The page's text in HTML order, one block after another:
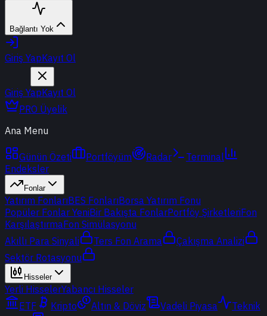
Bağlantı Yok
Giriş YapKayıt Ol
Giriş YapKayıt Ol
PRO Üyelik
Ana Menu
Günün Özeti Portföyüm Radar
Terminal
Endeksler
Fonlar
Yatırım FonlarıBES FonlarıBorsa Yatırım Fonu
Popüler Fonlar YeniBir Bakışta FonlarPortföy ŞirketleriFon
KarşılaştırmaFon Simülasyonu
Akıllı Para Sinyali
Ters Fon Arama
Çakışma Analizi
Sektör Rotasyonu
Hisseler
Yerli HisselerYabancı Hisseler
ETF
Kripto Altın & Döviz Vadeli Piyasa
Teknik